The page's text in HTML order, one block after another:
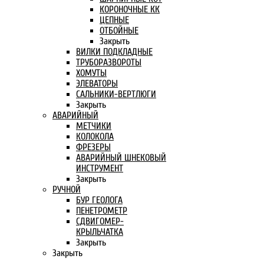
КОРОНОЧНЫЕ КК
ЦЕПНЫЕ
ОТБОЙНЫЕ
Закрыть
ВИЛКИ ПОДКЛАДНЫЕ
ТРУБОРАЗВОРОТЫ
ХОМУТЫ
ЭЛЕВАТОРЫ
САЛЬНИКИ-ВЕРТЛЮГИ
Закрыть
АВАРИЙНЫЙ
МЕТЧИКИ
КОЛОКОЛА
ФРЕЗЕРЫ
АВАРИЙНЫЙ ШНЕКОВЫЙ
ИНСТРУМЕНТ
Закрыть
РУЧНОЙ
БУР ГЕОЛОГА
ПЕНЕТРОМЕТР
СДВИГОМЕР-
КРЫЛЬЧАТКА
Закрыть
Закрыть